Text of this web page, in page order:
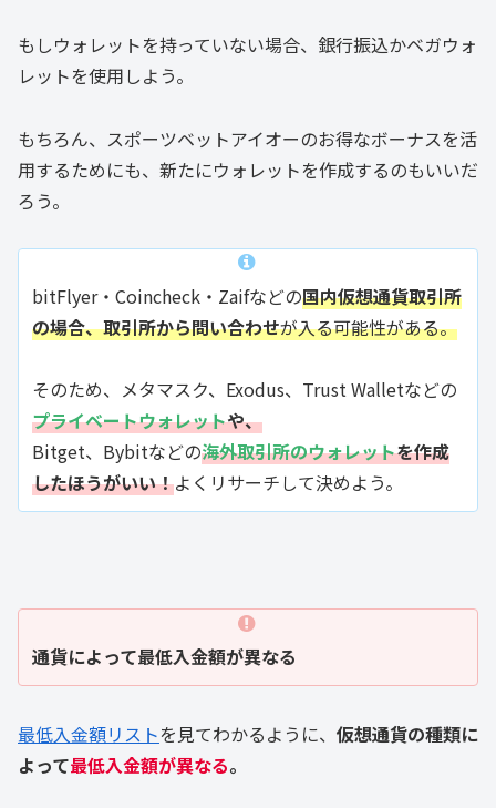
もしウォレットを持っていない場合、銀行振込かベガウォ
レットを使用しよう。
もちろん、スポーツベットアイオーのお得なボーナスを活
用するためにも、新たにウォレットを作成するのもいいだ
ろう。
bitFlyer・Coincheck・Zaifなどの国内仮想通貨取引所
の場合、取引所から問い合わせが入る可能性がある。
そのため、メタマスク、Exodus、Trust Walletなどの
プライベートウォレットや、
Bitget、Bybitなどの海外取引所のウォレットを作成
したほうがいい！よくリサーチして決めよう。
通貨によって最低入金額が異なる
最低入金額リストを見てわかるように、 仮想通貨の種類に
よって最低入金額が異なる。